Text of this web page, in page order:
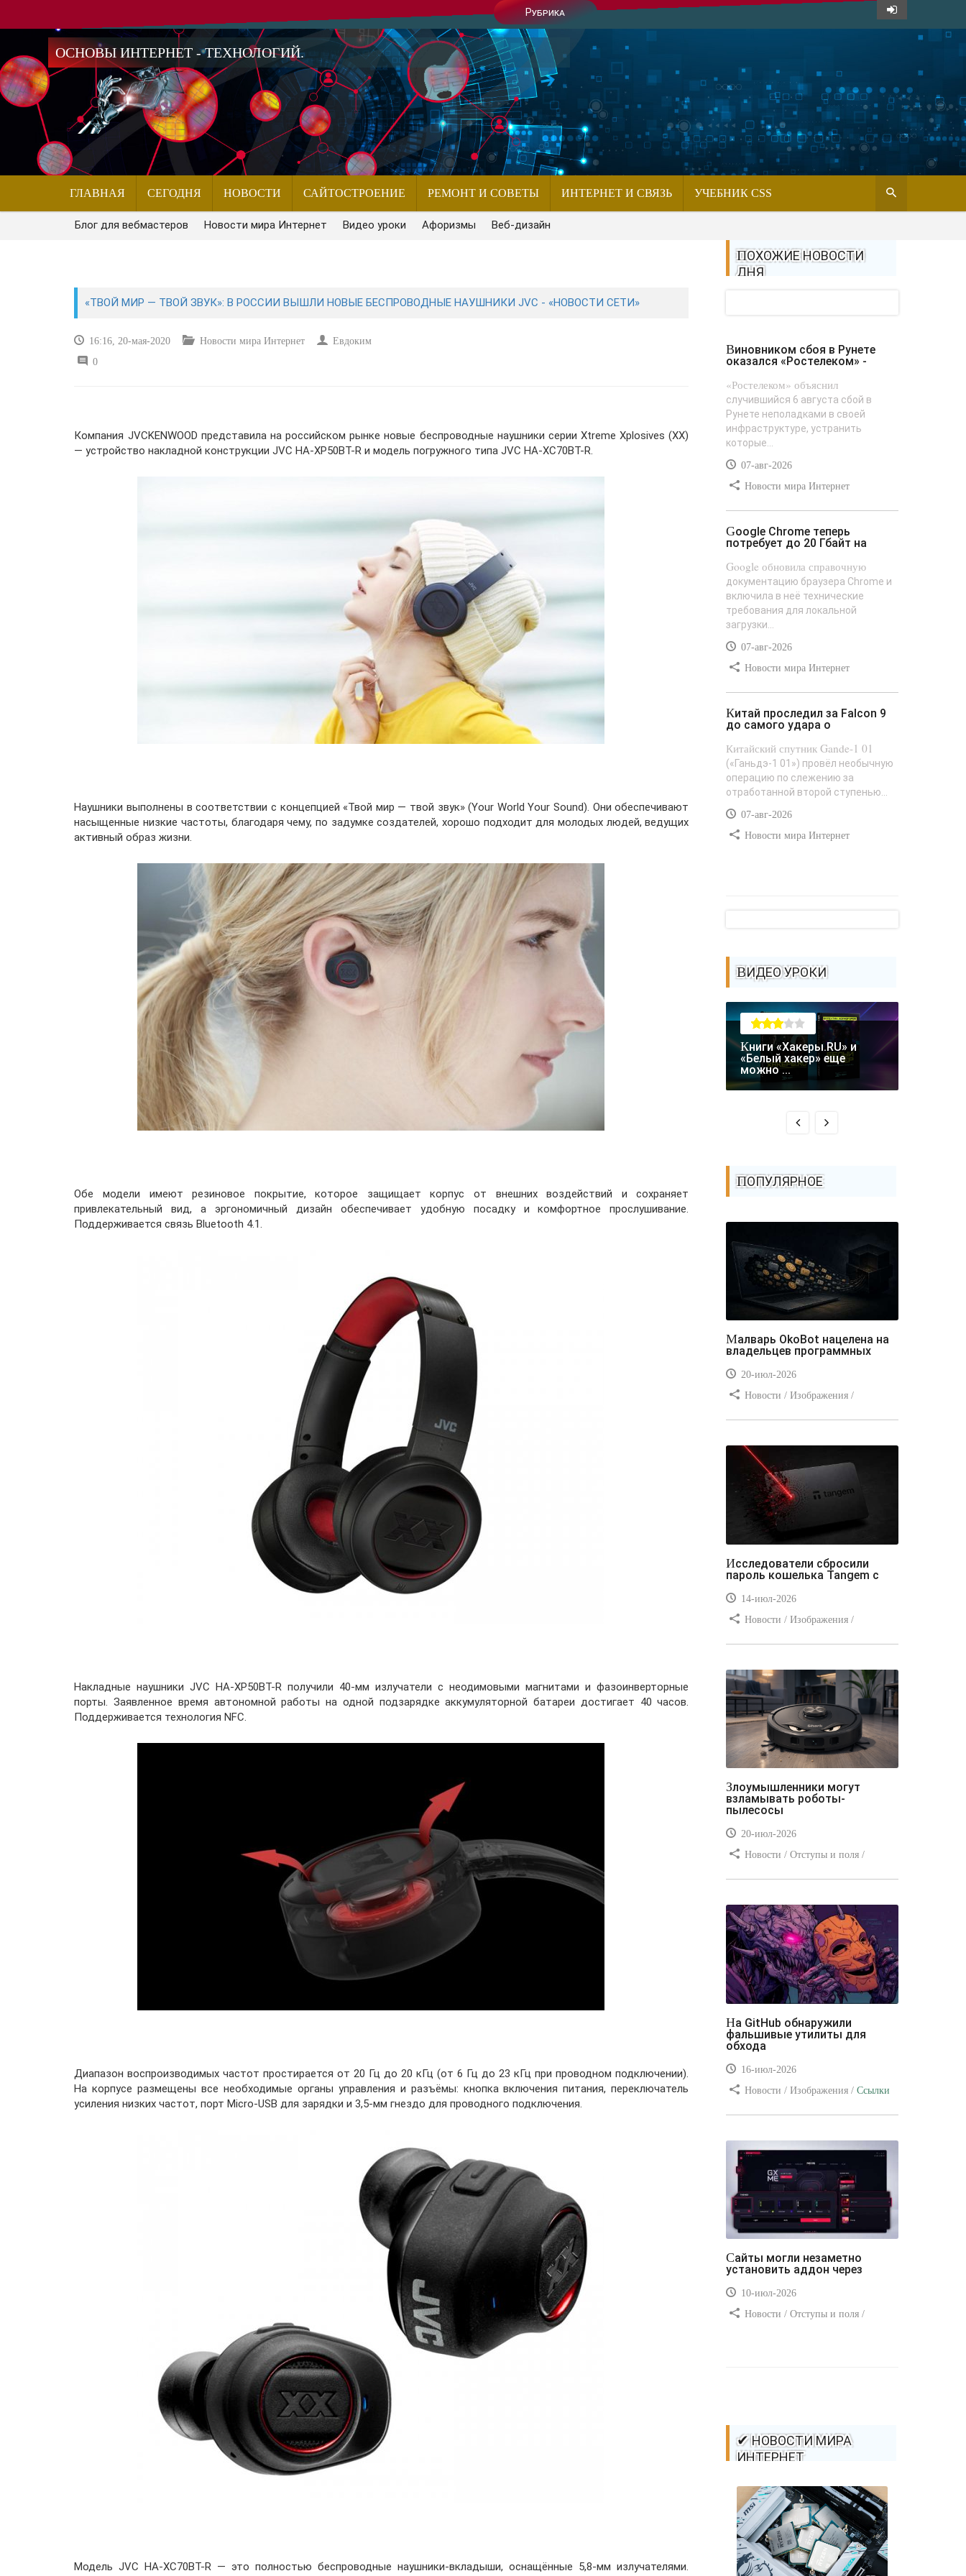
Рубрика
ОСНОВЫ ИНТЕРНЕТ - ТЕХНОЛОГИЙ.
ГЛАВНАЯ СЕГОДНЯ НОВОСТИ САЙТОСТРОЕНИЕ РЕМОНТ И СОВЕТЫ ИНТЕРНЕТ И СВЯЗЬ УЧЕБНИК CSS
Блог для вебмастеров Новости мира Интернет Видео уроки Афоризмы Веб-дизайн
«ТВОЙ МИР — ТВОЙ ЗВУК»: В РОССИИ ВЫШЛИ НОВЫЕ БЕСПРОВОДНЫЕ НАУШНИКИ JVC - «НОВОСТИ СЕТИ»
16:16, 20-мая-2020 Новости мира Интернет
Евдоким
0
Компания JVCKENWOOD представила на российском рынке новые беспроводные наушники серии Xtreme Xplosives (ХХ)
— устройство накладной конструкции JVC HA-XP50BT-R и модель погружного типа JVC HA-XC70BT-R.
Наушники выполнены в соответствии с концепцией «Твой мир — твой звук» (Your World Your Sound). Они обеспечивают
насыщенные низкие частоты, благодаря чему, по задумке создателей, хорошо подходит для молодых людей, ведущих
активный образ жизни.
Обе модели имеют резиновое покрытие, которое защищает корпус от внешних воздействий и сохраняет
привлекательный вид, а эргономичный дизайн обеспечивает удобную посадку и комфортное прослушивание.
Поддерживается связь Bluetooth 4.1.
Накладные наушники JVC HA-XP50BT-R получили 40-мм излучатели с неодимовыми магнитами и фазоинверторные
порты. Заявленное время автономной работы на одной подзарядке аккумуляторной батареи достигает 40 часов.
Поддерживается технология NFC.
Диапазон воспроизводимых частот простирается от 20 Гц до 20 кГц (от 6 Гц до 23 кГц при проводном подключении).
На корпусе размещены все необходимые органы управления и разъёмы: кнопка включения питания, переключатель
усиления низких частот, порт Micro-USB для зарядки и 3,5-мм гнездо для проводного подключения.
Модель JVC HA-XC70BT-R — это полностью беспроводные наушники-вкладыши, оснащённые 5,8-мм излучателями.
ПОХОЖИЕ НОВОСТИ
ДНЯ
Виновником сбоя в Рунете
оказался «Ростелеком» -
«Ростелеком» объяснил
случившийся 6 августа сбой в
Рунете неполадками в своей
инфраструктуре, устранить
которые...
07-авг-2026
Новости мира Интернет
Google Chrome теперь
потребует до 20 Гбайт на
Google обновила справочную
документацию браузера Chrome и
включила в неё технические
требования для локальной
загрузки...
07-авг-2026
Новости мира Интернет
Китай проследил за Falcon 9
до самого удара о
Китайский спутник Gande-1 01
(«Ганьдэ-1 01») провёл необычную
операцию по слежению за
отработанной второй ступенью...
07-авг-2026
Новости мира Интернет
ВИДЕО УРОКИ
Книги «Хакеры.RU» и
«Белый хакер» еще
можно ...
ПОПУЛЯРНОЕ
Малварь OkoBot нацелена на
владельцев программных
20-июл-2026
Новости / Изображения /
Самоучитель CSS / Линии и рамки /
Видео уроки / Заработок
Исследователи сбросили
пароль кошелька Tangem с
14-июл-2026
Новости / Изображения /
/ Вёрстка / Видео уроки
Злоумышленники могут
взламывать роботы-
пылесосы
20-июл-2026
Новости / Отступы и поля /
/ Текст / Цвет / Видео уроки
На GitHub обнаружили
фальшивые утилиты для
обхода
16-июл-2026
Новости / Изображения / Ссылки
Сайты могли незаметно
установить аддон через
10-июл-2026
Новости / Отступы и поля /
✔ НОВОСТИ МИРА
ИНТЕРНЕТ